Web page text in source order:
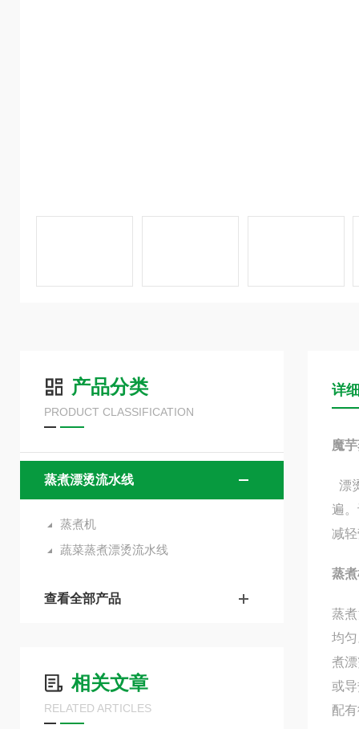
产品分类
PRODUCT CLASSIFICATION
蒸煮漂烫流水线
蒸煮机
蔬菜蒸煮漂烫流水线
查看全部产品
相关文章
RELATED ARTICLES
详
魔
漂
遍
减
蒸
蒸
均
煮
或
配